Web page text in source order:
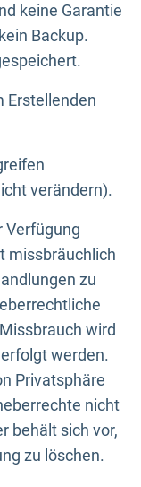
keine Garantie
Backup.
Erstellenden
verändern).
Verfügung
missbräuchlich
zu
wird
werden.
Privatsphäre
nicht
behält sich vor,
zu löschen.